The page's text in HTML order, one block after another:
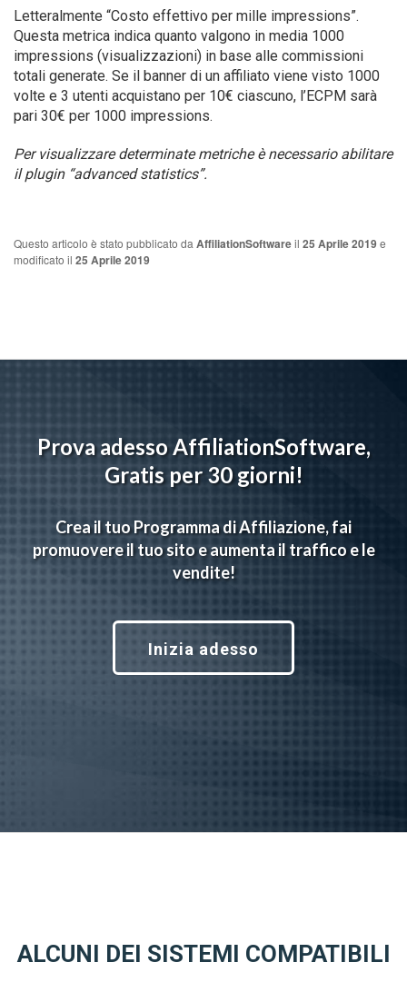
Letteralmente “Costo effettivo per mille impressions”.
Questa metrica indica quanto valgono in media 1000
impressions (visualizzazioni) in base alle commissioni
totali generate. Se il banner di un affiliato viene visto 1000
volte e 3 utenti acquistano per 10€ ciascuno, l’ECPM sarà
pari 30€ per 1000 impressions.
Per visualizzare determinate metriche è necessario abilitare
il plugin “advanced statistics”.
Questo articolo è stato pubblicato da AffiliationSoftwareil 25 Aprile 2019e
modificato il 25 Aprile 2019
Prova adesso AffiliationSoftware,
Gratis per 30 giorni!
Crea il tuo Programma di Affiliazione, fai
promuovere il tuo sito e aumenta il traffico e le
vendite!
Inizia adesso
ALCUNI DEI SISTEMI COMPATIBILI